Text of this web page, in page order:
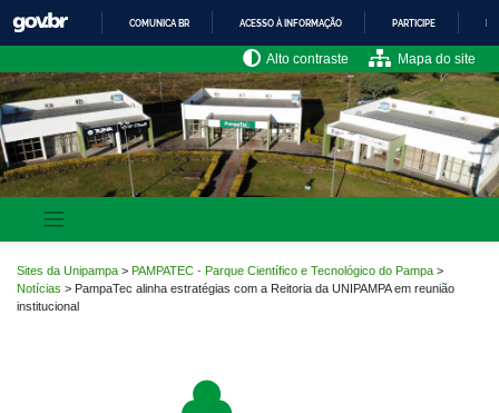
para
o
conteúdo
IR
PARA
O
CONTEÚDO
COMUNICA BR ACESSO À INFORMAÇÃO PARTICIPE
Alto contraste Mapa do site
Sites da Unipampa > PAMPATEC - Parque Científico e Tecnológico do Pampa >
Notícias > PampaTec alinha estratégias com a Reitoria da UNIPAMPA em reunião
institucional